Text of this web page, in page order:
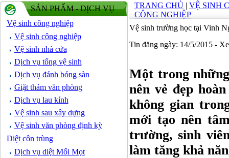
SẢN PHẨM - DỊCH VỤ
Vệ sinh công nghiệp
Vệ sinh công nghiệp
Vệ sinh nhà cửa
Dịch vụ tổng vệ sinh
Dịch vụ đánh bóng sàn
Giặt thảm văn phòng
Dịch vụ lau kính
Vệ sinh sau xây dựng
Vệ sinh văn phòng định kỳ
Diệt côn trùng
Dịch vụ diệt Mối Mọt
TRANG CHỦ | VỆ SINH
CÔNG NGHIỆP
Vệ sinh trường học tại Vinh
Tin đăng ngày: 14/5/2015 -
Một trong
nên vẻ đẹp
không gian
mới tạo nên
trường, sinh
làm tăng khả